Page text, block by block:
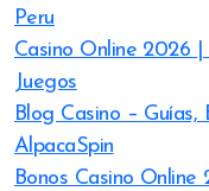
Peru
Casino Online 2026
Juegos
Blog Casino – Guías,
AlpacaSpin
Bonos Casino